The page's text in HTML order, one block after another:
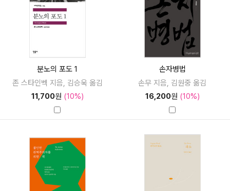
분노의 포도 1
존 스타인벡 지음, 김승욱 옮김
11,700원 (10%)
손자병법
손무 지음, 김원중 옮김
16,200원 (10%)